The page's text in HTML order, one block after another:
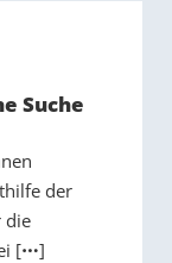
Suche
der
die
[
]